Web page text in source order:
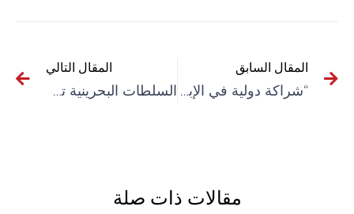
المقال السابق
“شراكة دولية في الإبادة”.. الفصائل الفلسطينية ترفض قرار مجلس الأمن بشأن قطاع غزة
المقال التالي
السلطات البحرينية تعتقل المناضل إبراهيم شريف بتهمة “الإساءة لدول عربية”
مقالات ذات صلة